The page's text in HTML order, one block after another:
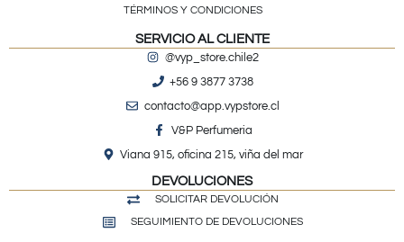
TÉRMINOS Y CONDICIONES
SERVICIO AL CLIENTE
@vyp_store.chile2
+56 9 3877 3738
contacto@app.vypstore.cl
V&P Perfumeria
Viana 915, oficina 215, viña del mar
DEVOLUCIONES
SOLICITAR DEVOLUCIÓN
SEGUIMIENTO DE DEVOLUCIONES